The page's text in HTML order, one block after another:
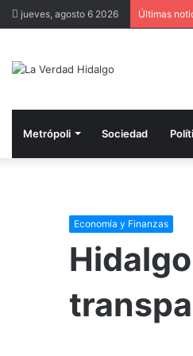
jueves, agosto 6 2026 Últimas
Metrópoli Sociedad
Economía y Finanzas